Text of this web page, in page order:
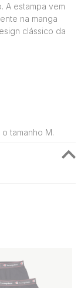
A estampa vem
na manga
clássico da
tamanho M.